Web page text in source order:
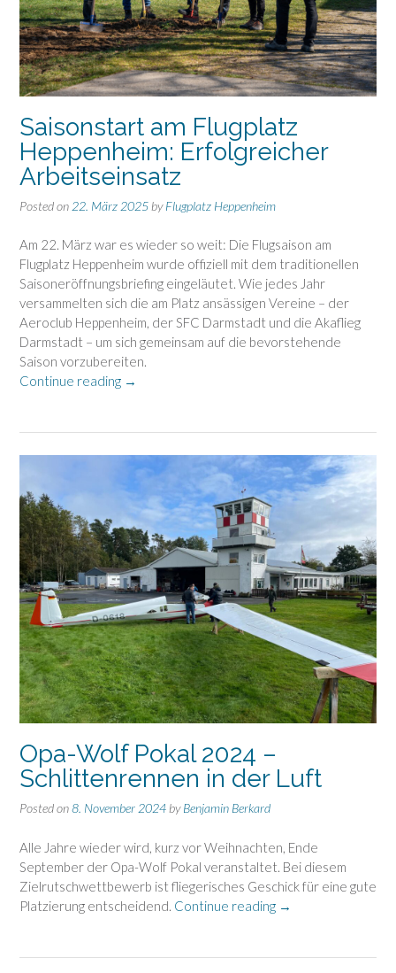
Saisonstart am Flugplatz
Heppenheim: Erfolgreicher
Arbeitseinsatz
Posted on 22. März 2025 byFlugplatz Heppenheim
Am 22. März war es wieder so weit: Die Flugsaison am
Flugplatz Heppenheim wurde offiziell mit dem traditionellen
Saisoneröffnungsbriefing eingeläutet. Wie jedes Jahr
versammelten sich die am Platz ansässigen Vereine – der
Aeroclub Heppenheim, der SFC Darmstadt und die Akaflieg
Darmstadt – um sich gemeinsam auf die bevorstehende
Saison vorzubereiten.
Continue reading „Saisonstart
Heppenheim:
Erfolgreicher
Arbeitseinsatz“
→
Opa-Wolf Pokal 2024 –
Schlittenrennen in der Luft
Posted on8. November 2024 byBenjamin Berkard
Alle Jahre wieder wird, kurz vor Weihnachten, Ende
September der Opa-Wolf Pokal veranstaltet. Bei diesem
Zielrutschwettbewerb ist fliegerisches Geschick für eine gute
Platzierung entscheidend. Continue reading „Opa-
2024
→